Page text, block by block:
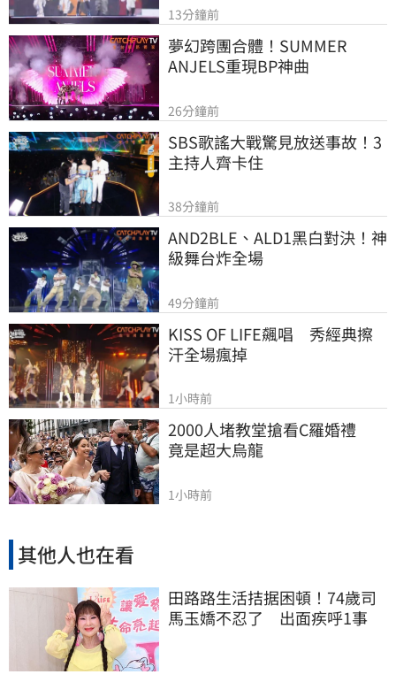
13分鐘前
夢幻跨團合體！SUMMER
ANJELS重現BP神曲
26分鐘前
SBS歌謠大戰驚見放送事故！3
主持人齊卡住
38分鐘前
AND2BLE、ALD1黑白對決！神
級舞台炸全場
49分鐘前
KISS OF LIFE飆唱　秀經典擦
汗全場瘋掉
1小時前
2000人堵教堂搶看C羅婚禮
竟是超大烏龍
1小時前
其他人也在看
田路路生活拮据困頓！74歲司
馬玉嬌不忍了 出面疾呼1事